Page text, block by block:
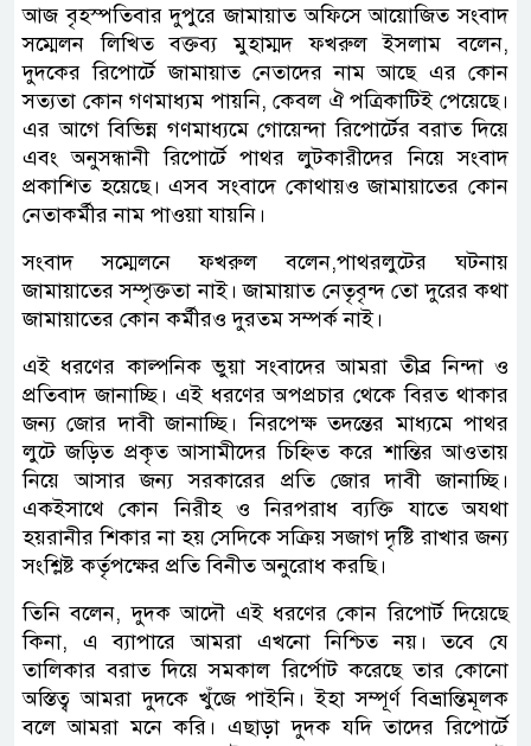
আজ বৃহস্পতিবার দুপুরে জামায়াত অফিসে আয়োজিত সংবাদ
সম্মেলন লিখিত বক্তব্য মুহাম্মদ ফখরুল ইসলাম বলেন,
দুদকের রিপোর্টে জামায়াত নেতাদের নাম আছে এর কোন
সত্যতা কোন গণমাধ্যম পায়নি, কেবল ঐ পত্রিকাটিই পেয়েছে।
এর আগে বিভিন্ন গণমাধ্যমে গোয়েন্দা রিপোর্টের বরাত দিয়ে
এবং অনুসন্ধানী রিপোর্টে পাথর লুটকারীদের নিয়ে সংবাদ
প্রকাশিত হয়েছে। এসব সংবাদে কোথায়ও জামায়াতের কোন
নেতাকর্মীর নাম পাওয়া যায়নি।
সংবাদ সম্মেলনে ফখরুল বলেন,পাথরলুটের ঘটনায়
জামায়াতের সম্পৃক্ততা নাই। জামায়াত নেতৃবৃন্দ তো দুরের কথা
জামায়াতের কোন কর্মীরও দুরতম সম্পর্ক নাই।
এই ধরণের কাল্পনিক ভুয়া সংবাদের আমরা তীব্র নিন্দা ও
প্রতিবাদ জানাচ্ছি। এই ধরণের অপপ্রচার থেকে বিরত থাকার
জন্য জোর দাবী জানাচ্ছি। নিরপেক্ষ তদন্তের মাধ্যমে পাথর
লুটে জড়িত প্রকৃত আসামীদের চিহ্নিত করে শান্তির আওতায়
নিয়ে আসার জন্য সরকারের প্রতি জোর দাবী জানাচ্ছি।
একইসাথে কোন নিরীহ ও নিরপরাধ ব্যক্তি যাতে অযথা
হয়রানীর শিকার না হয় সেদিকে সক্রিয় সজাগ দৃষ্টি রাখার জন্য
সংশ্লিষ্ট কর্তৃপক্ষের প্রতি বিনীত অনুরোধ করছি।
তিনি বলেন, দুদক আদৌ এই ধরণের কোন রিপোর্ট দিয়েছে
কিনা, এ ব্যাপারে আমরা এখনো নিশ্চিত নয়। তবে যে
তালিকার বরাত দিয়ে সমকাল রির্পোট করেছে তার কোনো
অস্তিত্ব আমরা দুদকে খুঁজে পাইনি। ইহা সম্পূর্ণ বিভ্রান্তিমূলক
বলে আমরা মনে করি। এছাড়া দুদক যদি তাদের রিপোর্টে